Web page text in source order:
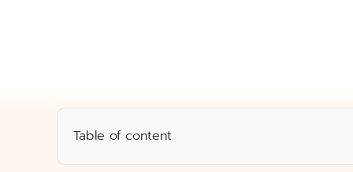
Table of content